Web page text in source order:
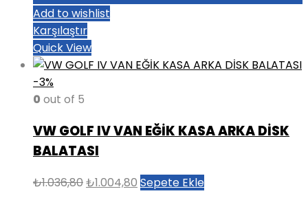
Add to wishlist
Karşılaştır
Quick View
-3%
0 out of 5
VW GOLF IV VAN EĞİK KASA ARKA DİSK
BALATASI
₺1.036,80Orijinal
₺1.004,80 Şu
Sepete Ekle